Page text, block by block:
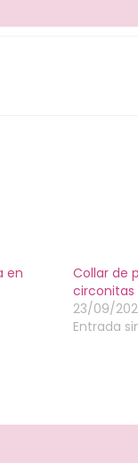
en
Collar de
circonitas
23/09/
Entrada